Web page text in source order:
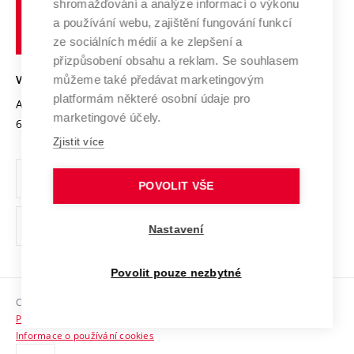
Transfer znalostí
Open Science
Projekty
Projekty ze strukturálních fondů
Specifický výzkum
Mezinárodní dohody
Univerzitní sítě
Udržitelná univerzita
Podnikavá univerzita / ContriBUTe
Bezpečná univerzita
Vyznamenání
Organizační struktura
Ochrana osobních údajů
odkaz)
Sociální bezpečí
HR Award
učení
technické
Brně
VYSOKÉ UČENÍ TECHNICKÉ V BRNĚ
Antonínská 548/1
602 00 Brno
www.vut.cz
vut@vutbr.cz
Copyright © 2026 VUT
Prohlášení o přístupnosti
Informace o používání cookies
shromažďování a analýze informací o výkonu
a používání webu, zajištění fungování funkcí
ze sociálních médií a ke zlepšení a
přizpůsobení obsahu a reklam. Se souhlasem
můžeme také předávat marketingovým
platformám některé osobní údaje pro
marketingové účely.
Zjistit více
POVOLIT VŠE
Nastavení
Povolit pouze nezbytné